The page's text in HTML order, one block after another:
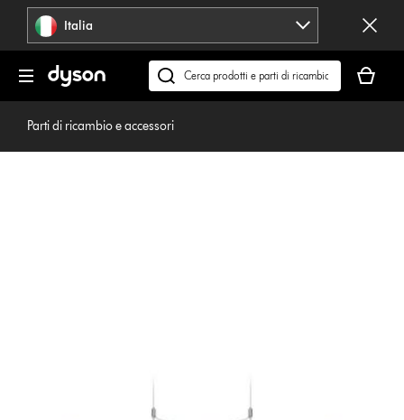
navigazione Italia
Cerca
su
dyson.it
carrello
è
Parti di ricambio e accessori